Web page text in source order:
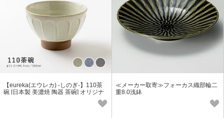
【eureka(エウレカ) -しのぎ-】110茶
碗 [日本製 美濃焼 陶器 茶碗] オリジナ
≪メーカー取寄≫フォーカス織部輪二
重8.0浅鉢